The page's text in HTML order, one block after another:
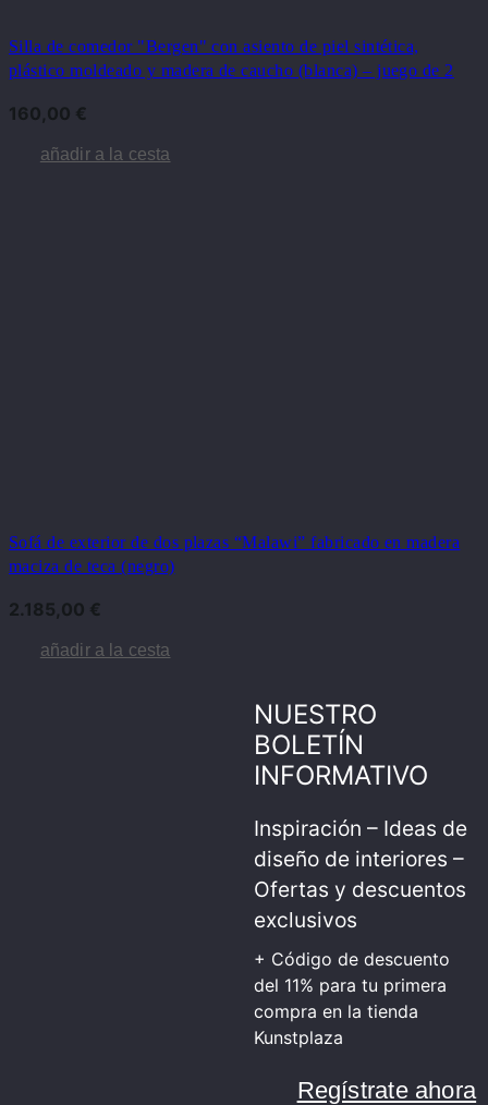
Silla de comedor "Bergen" con asiento de piel sintética,
plástico moldeado y madera de caucho (blanca) – juego de 2
160,00 €
añadir a la cesta
Sofá de exterior de dos plazas “Malawi” fabricado en madera
maciza de teca (negro)
2.185,00 €
añadir a la cesta
NUESTRO
BOLETÍN
INFORMATIVO
Inspiración – Ideas de
diseño de interiores –
Ofertas y descuentos
exclusivos
+ Código de descuento
del 11% para tu primera
compra en la tienda
Kunstplaza
Regístrate ahora